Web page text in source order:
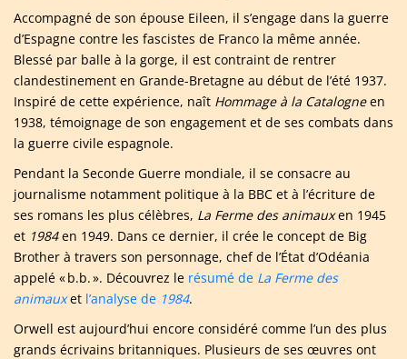
Accompagné de son épouse Eileen, il s’engage dans la guerre
d’Espagne contre les fascistes de Franco la même année.
Blessé par balle à la gorge, il est contraint de rentrer
clandestinement en Grande-Bretagne au début de l’été 1937.
Inspiré de cette expérience, naît Hommage à la Catalogneen
1938, témoignage de son engagement et de ses combats dans
la guerre civile espagnole.
Pendant la Seconde Guerre mondiale, il se consacre au
journalisme notamment politique à la BBC et à l’écriture de
ses romans les plus célèbres, La Ferme des animauxen 1945
et 1984en 1949. Dans ce dernier, il crée le concept de Big
Brother à travers son personnage, chef de l’État d’Odéania
appelé « b.b. ». Découvrez le résumé de La Ferme des
animauxet l’analyse de 1984.
Orwell est aujourd’hui encore considéré comme l’un des plus
grands écrivains britanniques. Plusieurs de ses œuvres ont